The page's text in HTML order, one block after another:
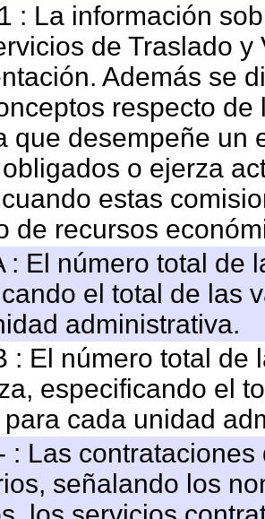
: La información
de Traslado
Además se
respecto
que desempeñe un
o ejerza
estas
de recursos
: El número total de
el total de las
administrativa.
: El número total de
especificando el
cada unidad
: Las
señalando los